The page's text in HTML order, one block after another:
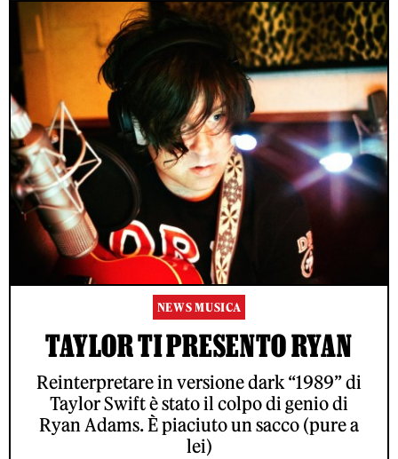
NEWS MUSICA
TAYLOR TI PRESENTO RYAN
Reinterpretare in versione dark “1989” di
Taylor Swift è stato il colpo di genio di
Ryan Adams. È piaciuto un sacco (pure a
lei)